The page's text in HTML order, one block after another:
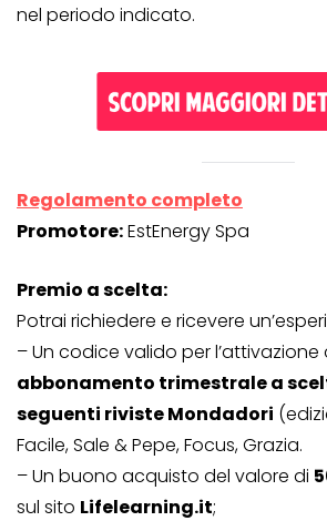
nel periodo indicato.
Regolamento completo
Promotore:EstEnergy Spa
Premio a scelta:
Potrai richiedere e ricevere
– Un codice valido per l’attivazione
abbonamento trimestrale a
seguenti riviste Mondadori
Facile, Sale & Pepe, Focus, Grazia.
– Un buono acquisto del valore di
sul sito Lifelearning.it;